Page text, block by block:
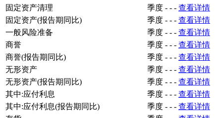
固定资产清理
季度 - - - 查看详情
固定资产(报告期同比)
季度 - - - 查看详情
一般风险准备
季度 - - - 查看详情
商誉
季度 - - - 查看详情
商誉(报告期同比)
季度 - - - 查看详情
无形资产
季度 - - - 查看详情
无形资产(报告期同比)
季度 - - - 查看详情
其中:应付利息
季度 - - - 查看详情
其中:应付利息(报告期同比)
季度 - - - 查看详情